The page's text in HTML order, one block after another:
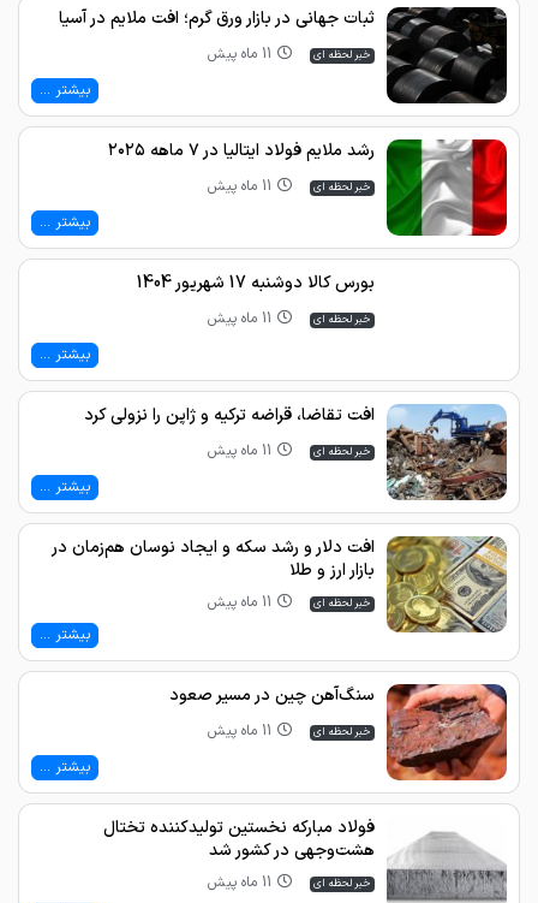
ثبات جهانی در بازار ورق گرم؛ افت ملایم در آسیا
خبر لحظه ای
11 ماه پیش
بیشتر ...
رشد ملایم فولاد ایتالیا در ۷ ماهه ۲۰۲۵
خبر لحظه ای
11 ماه پیش
بیشتر ...
بورس کالا دوشنبه 17 شهریور 1404
خبر لحظه ای
11 ماه پیش
بیشتر ...
افت تقاضا، قراضه ترکیه و ژاپن را نزولی کرد
خبر لحظه ای
11 ماه پیش
بیشتر ...
افت دلار و رشد سکه و ایجاد نوسان هم‌زمان در
بازار ارز و طلا
خبر لحظه ای
11 ماه پیش
بیشتر ...
سنگ‌آهن چین در مسیر صعود
خبر لحظه ای
11 ماه پیش
بیشتر ...
فولاد مبارکه نخستین تولیدکننده تختال
هشت‌وجهی در کشور شد
خبر لحظه ای
11 ماه پیش